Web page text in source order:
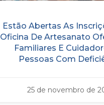
Estão Abertas As
Oficina De Artesanato
Familiares E
Pessoas Com
25 de novembro de